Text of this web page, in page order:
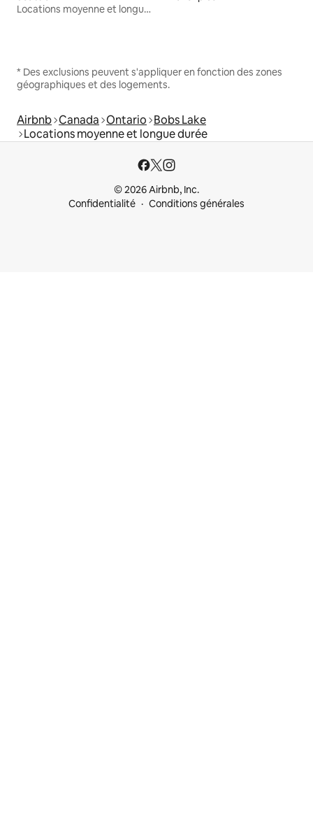
Locations moyenne et longue durée
* Des exclusions peuvent s'appliquer en fonction des zones
géographiques et des logements.
Airbnb Canada Ontario Bobs Lake
Locations moyenne et longue durée
© 2026 Airbnb, Inc.
Confidentialité
Conditions générales